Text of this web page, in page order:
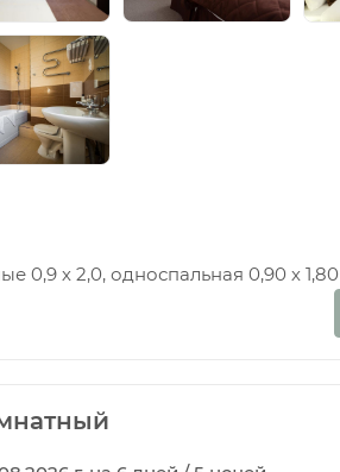
0,9 х 2,0, односпальная 0,90 х 1,80